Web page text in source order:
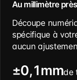
Au millimètre
Découpe
spécifique à
aucun
±0,1mmde